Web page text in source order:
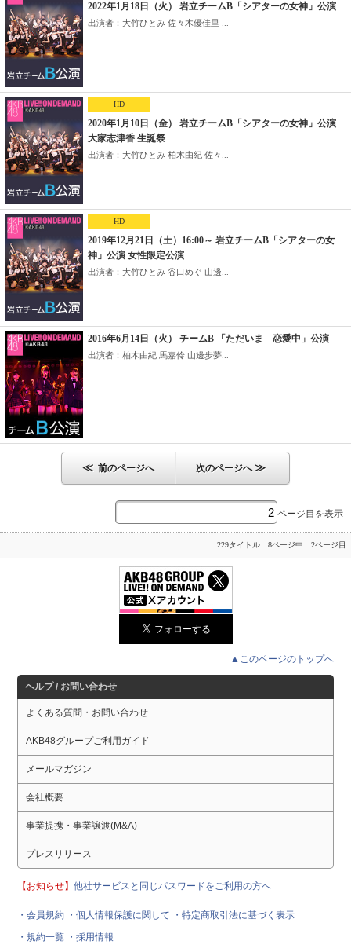
2022年1月18日（火） 岩立チームB「シアターの女神」公演
出演者：大竹ひとみ 佐々木優佳里 ...
HD
2020年1月10日（金） 岩立チームB「シアターの女神」公演
大家志津香 生誕祭
出演者：大竹ひとみ 柏木由紀 佐々...
HD
2019年12月21日（土）16:00～ 岩立チームB「シアターの女
神」公演 女性限定公演
出演者：大竹ひとみ 谷口めぐ 山邊...
2016年6月14日（火） チームB 「ただいま 恋愛中」公演
出演者：柏木由紀 馬嘉伶 山邊歩夢...
≪ 前のページへ 次のページへ≫
ページ目を表示
229タイトル 8ページ中 2ページ目
▲このページのトップへ
ヘルプ / お問い合わせ
よくある質問・お問い合わせ
AKB48グループご利用ガイド
メールマガジン
会社概要
事業提携・事業譲渡(M&A)
プレスリリース
【お知らせ】他社サービスと同じパスワードをご利用の方へ
・会員規約 ・個人情報保護に関して
・特定商取引法に基づく表示
・規約一覧 ・採用情報